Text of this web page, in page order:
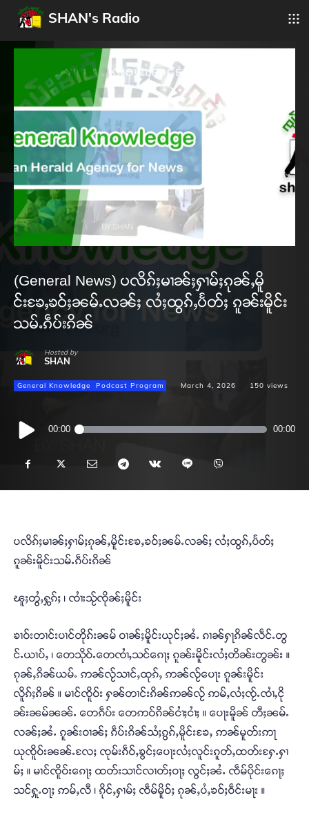
SHAN's Radio
(General News) ပလိၵ်ႈမၢၼ်ႈႁၢမ်ႈၵုၼ်ႇမိူ
င်းၶႄႇၶဝ်ႈၼမ်ႉလၼ်ႈ လႆႈထွၵ်ႇပႅတ်ႈ ၵူၼ်းမိူင်း
သမ်ႉၵဵပ်းၵိၼ်
Hosted by
SHAN
General Knowledge Podcast Program March 4, 2026 150 views
Audio
Player
00:00 00:00
ပလိၵ်ႈမၢၼ်ႈႁၢမ်ႈၵုၼ်ႇမိူင်းၶႄႇၶဝ်ႈၼမ်ႉလၼ်ႈ လႆႈထွၵ်ႇပႅတ်ႈ
ၵူၼ်းမိူင်းသမ်ႉၵဵပ်းၵိၼ်
ၽူႈတွႆႇႁွၵ်ႈ ၊ ၸၢႆးသႂ်ၸိုၼ်ႈမိူင်း
ၶၢဝ်းတၢင်းပၢင်တိုၵ်းၼမ် ဝၢၼ်ႈမိူင်းယုင်ႈၼႆႉ ၵၢၼ်ႁႃၵိၼ်လဵင်ႉတွ
င်ႉယၢပ်ႇ ၊ တေသိုဝ်ႉတေၸၢႆႇသင်ၵေႃႈ ၵူၼ်းမိူင်းလႆႈတိၼ်းတွၼ်း ။
ၵုၼ်ႇၵိၼ်ယမ်ႉ ဢၼ်လႂ်သၢင်ႇထုၵ်ႇ ဢၼ်လႂ်ပေႃး ၵူၼ်းမိူင်း
လိူၵ်ႈၵိၼ် ။ မၢင်ၸိူဝ်း ႁၼ်တၢင်းၵိၼ်ဢၼ်လႂ် ဢမ်ႇလႆႈၸႂ်ႉၸၢႆႇငို
ၼ်းၼမ်ၼၼ်ႉ တေၵဵပ်း တေဢဝ်ၵိၼ်ငၢႆႈငၢႆႈ ။ ပေႃးမိူၼ် တီႈၼမ်ႉ
လၼ်ႈၼႆႉ ၵူၼ်းဝၢၼ်ႈ ၵဵပ်းၵိၼ်သႆႈၵွၵ်ႇမိူင်းၶႄႇ ဢၼ်မူတ်းဢႃ
ယုၸိူဝ်းၼၼ်ႉလႄႈ ၸုမ်းၵဵဝ်ႇၶွင်ႈပေႃးလႆႈလူင်းၵူတ်ႇထတ်းႁႄႉႁၢ
မ်ႈ ။ မၢင်ၸိူဝ်းၵေႃႈ ထတ်းသၢင်လၢတ်ႈဝႃႈ လွင်ႈၼႆႉ ၸဵမ်ပိုင်းၵေႃႈ
သင်ႁူႉဝႃႈ ဢမ်ႇလီ ၊ ၵိုင်ႇႁၢမ်ႈ ၸဵမ်မိူဝ်ႈ ၵုၼ်ႇပႆႇၶဝ်ႈဝဵင်းမႃး ။